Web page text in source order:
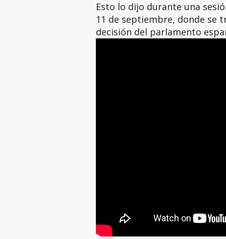
Esto lo dijo durante una
11 de septiembre, donde se
decisión del parlamento